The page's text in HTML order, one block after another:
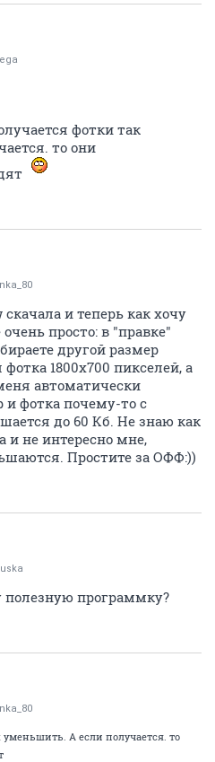
фотки так
то они
и теперь как хочу
просто: в "правке"
другой размер
1800х700 пикселей, а
автоматически
фотка почему-то с
до 60 Кб. Не знаю как
и не интересно мне,
Простите за ОФФ:))
полезную программку?
А если получается. то